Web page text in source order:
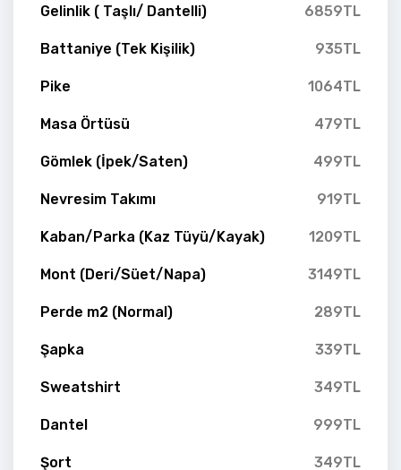
Gelinlik ( Taşlı/ Dantelli) 6859TL
Battaniye (Tek Kişilik) 935TL
Pike 1064TL
Masa Örtüsü 479TL
Gömlek (İpek/Saten) 499TL
Nevresim Takımı 919TL
Kaban/Parka (Kaz Tüyü/Kayak) 1209TL
Mont (Deri/Süet/Napa) 3149TL
Perde m2 (Normal) 289TL
Şapka 339TL
Sweatshirt 349TL
Dantel 999TL
Şort 349TL